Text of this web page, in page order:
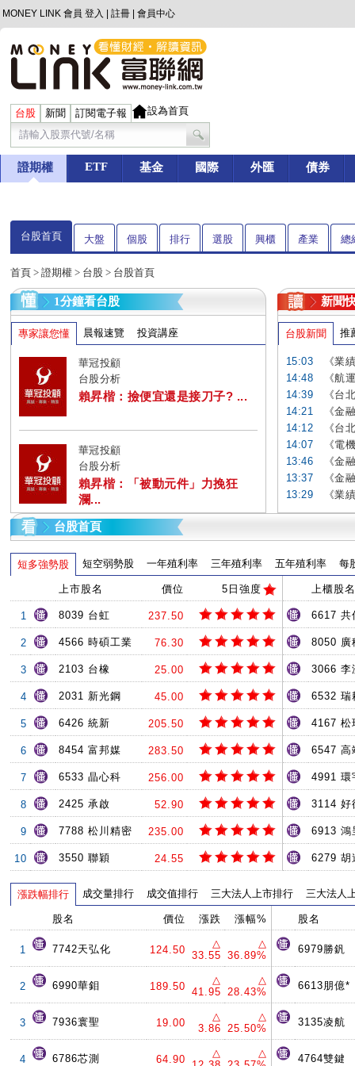
MONEY LINK 會員 登入 註冊 會員中心
台股 新聞 訂閱電子報 設為首頁
證期權 ETF 基金 國際 外匯 債券
台股首頁 大盤 個股 排行 選股 興櫃 產業 總
首頁 > 證期權 > 台股 > 台股首頁
1分鐘看台股
專家讓您懂 晨報速覽 投資講座
華冠投顧
台股分析
賴昇楷：撿便宜還是接刀子? ...
華冠投顧
台股分析
賴昇楷：「被動元件」力挽狂
瀾...
新聞
台股新聞 推
15:03
《業
14:48
《航
14:39
《台
14:21
《金
14:12
《台
14:07
《電
13:46
《金
13:37
《金
13:29
《業
台股首頁
短多強勢股 短空弱勢股 一年殖利率 三年殖利率 五年殖利率 每
上市股名 價位 5日強度
1 8039 台虹 237.50
2 4566 時碩工業 76.30
3 2103 台橡 25.00
4 2031 新光鋼 45.00
5 6426 統新 205.50
6 8454 富邦媒 283.50
7 6533 晶心科 256.00
8 2425 承啟 52.90
9 7788 松川精密 235.00
10 3550 聯穎 24.55
上櫃股名
6617 共
8050 廣
3066 李
6532 瑞
4167 松
6547 高
4991 環
3114 好
6913 鴻
6279 胡
漲跌幅排行 成交量排行 成交值排行 三大法人上市排行 三大法人
股名 價位 漲跌 漲幅%
1 7742天弘化 124.50
△
33.55
△
36.89%
2 6990華鉬 189.50
△
41.95
△
28.43%
3 7936寰聖 19.00
△
3.86
△
25.50%
4 6786芯測 64.90
△
△
股名
6979勝釩
6613朋億*
3135凌航
4764雙鍵